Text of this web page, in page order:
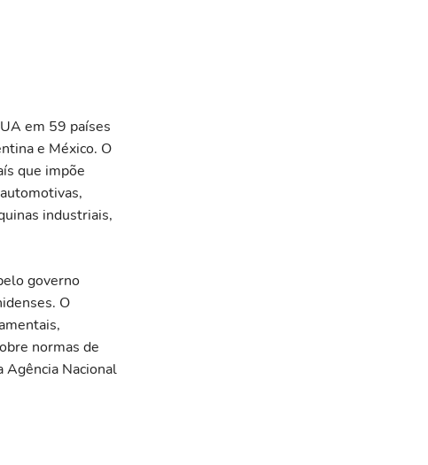
em 59 países
e México. O
que impõe
industriais,
governo
O
normas de
Nacional